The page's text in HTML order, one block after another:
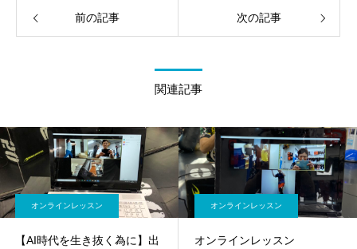
前の記事 次の記事
関連記事
オンラインレッスン
【AI時代を生き抜く為に】出
オンラインレッスン
オンラインレッスン